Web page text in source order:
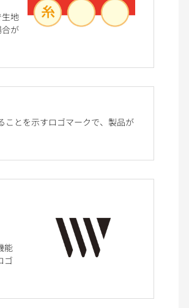
地
が
ことを示すロゴマークで、製品が
能
ゴ